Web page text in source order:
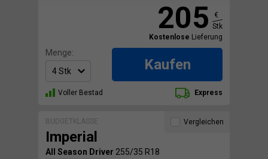
205
€
Stk
Kostenlose Lieferung
Menge:
Kaufen
Voller Bestad Express
BUDGETKLASSE
Imperial
All Season Driver 255/35 R18
Vergleichen